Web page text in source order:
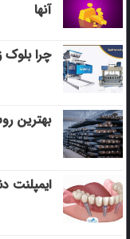
آنها
چرا
بهترین
ایمپلنت